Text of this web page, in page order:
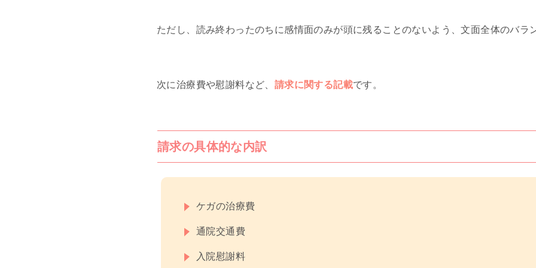
ただし、読み終わったのちに感情面のみが頭に残ることのないよう、文面全体のバラ
次に治療費や慰謝料など、 請求に関する記載です。
請求の具体的な内訳
ケガの治療費
通院交通費
入院慰謝料